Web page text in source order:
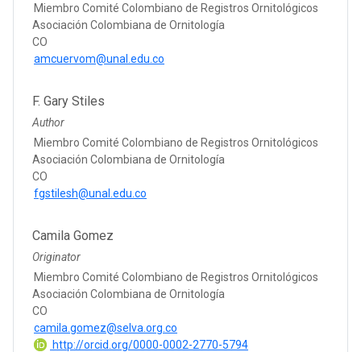
Miembro Comité Colombiano de Registros Ornitológicos
Asociación Colombiana de Ornitología
CO
amcuervom@unal.edu.co
F. Gary Stiles
Author
Miembro Comité Colombiano de Registros Ornitológicos
Asociación Colombiana de Ornitología
CO
fgstilesh@unal.edu.co
Camila Gomez
Originator
Miembro Comité Colombiano de Registros Ornitológicos
Asociación Colombiana de Ornitología
CO
camila.gomez@selva.org.co
http://orcid.org/0000-0002-2770-5794